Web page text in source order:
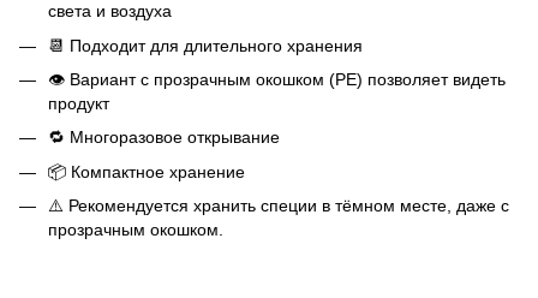
света и воздуха
📆 Подходит для длительного хранения
👁 Вариант с прозрачным окошком (РЕ) позволяет видеть
продукт
🔁 Многоразовое открывание
📦 Компактное хранение
⚠️ Рекомендуется хранить специи в тёмном месте, даже с
прозрачным окошком.